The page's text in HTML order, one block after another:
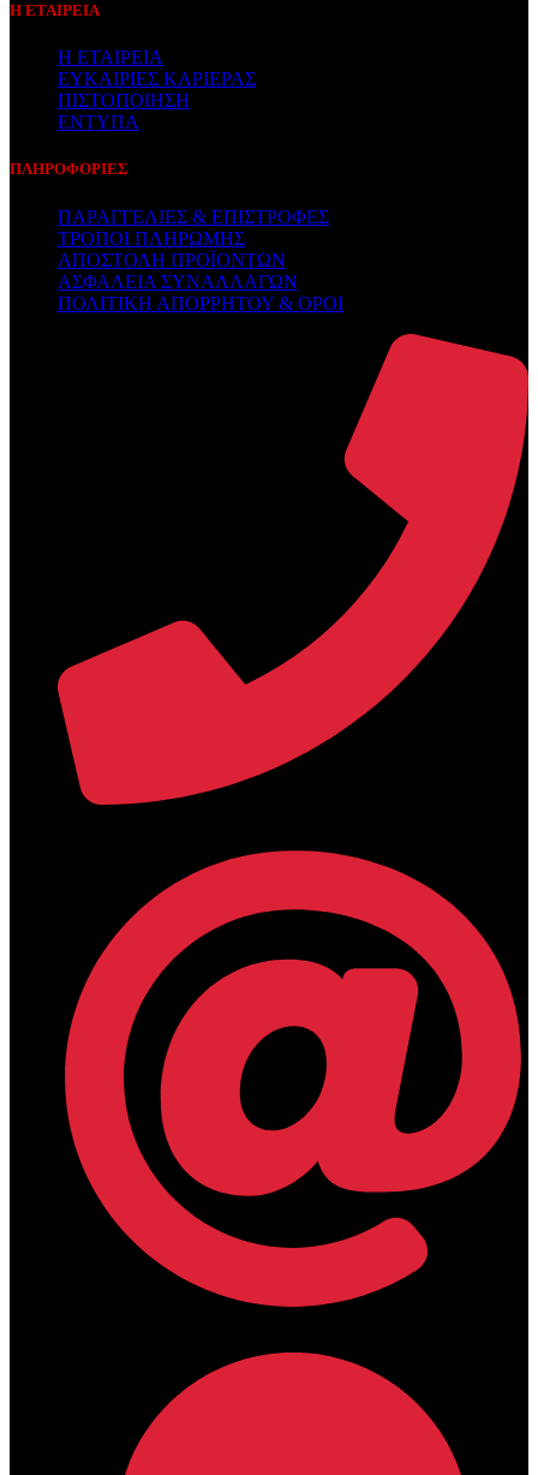
Η ΕΤΑΙΡΕΙΑ
Η ΕΤΑΙΡΕΙΑ
ΕΥΚΑΙΡΙΕΣ ΚΑΡΙΕΡΑΣ
ΠΙΣΤΟΠΟΙΗΣΗ
ΕΝΤΥΠΑ
ΠΛΗΡΟΦΟΡΙΕΣ
ΠΑΡΑΓΓΕΛΙΕΣ & ΕΠΙΣΤΡΟΦΕΣ
ΤΡΟΠΟΙ ΠΛΗΡΩΜΗΣ
ΑΠΟΣΤΟΛΗ ΠΡΟΪΟΝΤΩΝ
ΑΣΦΑΛΕΙΑ ΣΥΝΑΛΛΑΓΩΝ
ΠΟΛΙΤΙΚΗ ΑΠΟΡΡΗΤΟΥ & ΟΡΟΙ